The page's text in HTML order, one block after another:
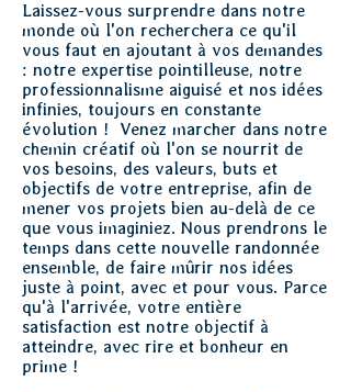
Laissez-vous surprendre dans notre
monde où l'on recherchera ce qu'il
vous faut en ajoutant à vos demandes
: notre expertise pointilleuse, notre
professionnalisme aiguisé et nos idées
infinies, toujours en constante
évolution ! Venez marcher dans notre
chemin créatif où l'on se nourrit de
vos besoins, des valeurs, buts et
objectifs de votre entreprise, afin de
mener vos projets bien au-delà de ce
que vous imaginiez. Nous prendrons le
temps dans cette nouvelle randonnée
ensemble, de faire mûrir nos idées
juste à point, avec et pour vous. Parce
qu'à l'arrivée, votre entière
satisfaction est notre objectif à
atteindre, avec rire et bonheur en
prime !